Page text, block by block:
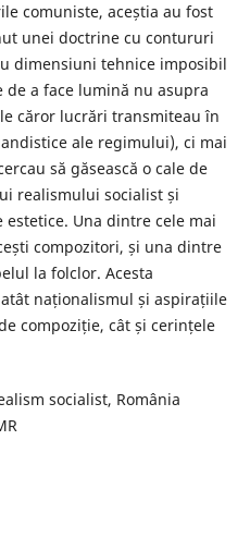
comuniste, aceștia au fost
unei doctrine cu contururi
dimensiuni tehnice imposibil
a face lumină nu asupra
căror lucrări transmiteau în
ale regimului), ci mai
să găsească o cale de
realismului socialist și
Una dintre cele mai
compozitori, și una dintre
la folclor. Acesta
naționalismul și aspirațiile
compoziție, cât și cerințele
socialist, România